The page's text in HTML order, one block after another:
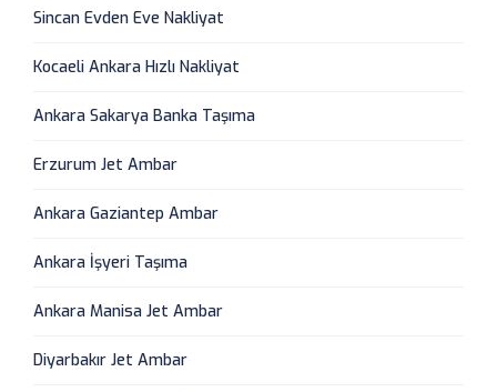
Sincan Evden Eve Nakliyat
Kocaeli Ankara Hızlı Nakliyat
Ankara Sakarya Banka Taşıma
Erzurum Jet Ambar
Ankara Gaziantep Ambar
Ankara İşyeri Taşıma
Ankara Manisa Jet Ambar
Diyarbakır Jet Ambar